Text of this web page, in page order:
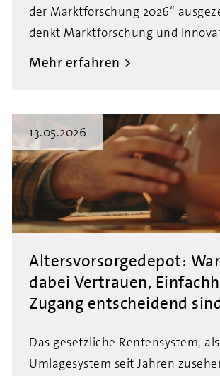
der Marktforschung 2026“
denkt Marktforschung und
Mehr erfahren
13.05.2026
Altersvorsorgedepot:
dabei Vertrauen,
Zugang entscheidend
Das gesetzliche Rentensystem,
Umlagesystem seit Jahren